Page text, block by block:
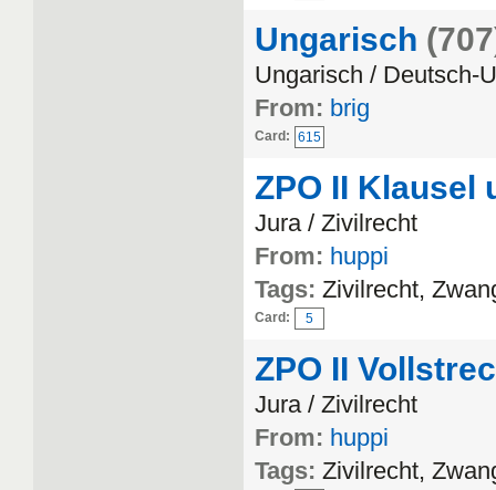
Ungarisch
Ungarisch / Deutsch-
From: brig
Card: 615
ZPO II Klausel
Jura / Zivilrecht
From: huppi
Tags: Zivilrecht,
Card: 5
ZPO II
Jura / Zivilrecht
From: huppi
Tags: Zivilrecht,